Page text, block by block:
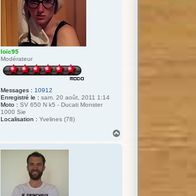
loïc95
Modérateur
Messages : 10912
Enregistré le : sam. 20 août, 2011 1:14
Moto : SV 650 N k5 - Ducati Monster
1000 Sie
Localisation : Yvelines (78)